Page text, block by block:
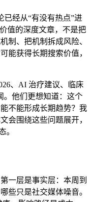
已经从“有没有热点”进
值的深度文章，不是把
制、把机制拆成风险、
能获得长期搜索价值，
、AI 治疗建议、临床
。他们更想知道：这个
不能形成长期趋势？我
会围绕这些问题展开，
。
一层是事实层：本周到
些只是社交媒体噪音。